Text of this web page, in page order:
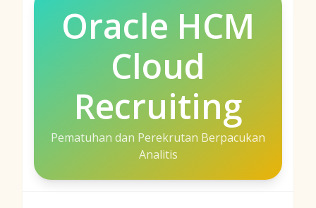
Oracle HCM
Cloud
Recruiting
Pematuhan dan Perekrutan Berpacukan
Analitis